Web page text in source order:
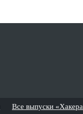
Все выпуски